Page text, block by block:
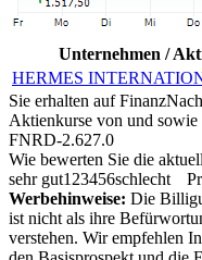
Unternehmen /
HERMES
Sie erhalten auf
Aktienkurse von und sowie
FNRD-2.627.0
Wie bewerten Sie die
sehr gut1 23456schlecht
Werbehinweise: Die
ist nicht als ihre
verstehen. Wir empfehlen